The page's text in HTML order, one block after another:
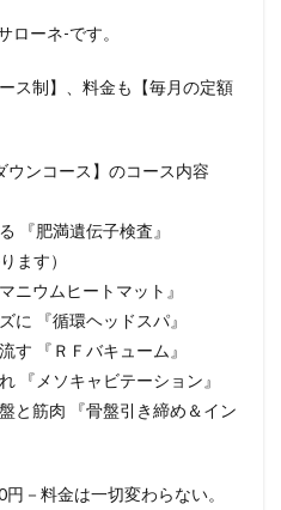
ローネ-です。
ス制】、料金も【毎月の定額
ウンコース】のコース内容
『肥満遺伝子検査』
ます）
ニウムヒートマット』
に 『循環ヘッドスパ』
す 『ＲＦバキューム』
『メソキャビテーション』
と筋肉 『骨盤引き締め＆イン
－料金は一切変わらない。